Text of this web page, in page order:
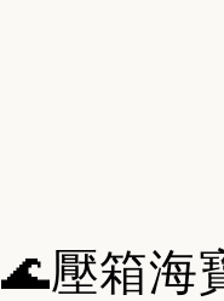
🌊壓箱海